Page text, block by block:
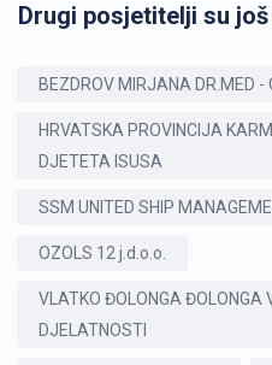
Drugi posjetitelji su
BEZDROV MIRJANA DR.MED -
HRVATSKA PROVINCIJA
DJETETA ISUSA
SSM UNITED SHIP
OZOLS 12 j.d.o.o.
VLATKO ĐOLONGA ĐOLONGA
DJELATNOSTI